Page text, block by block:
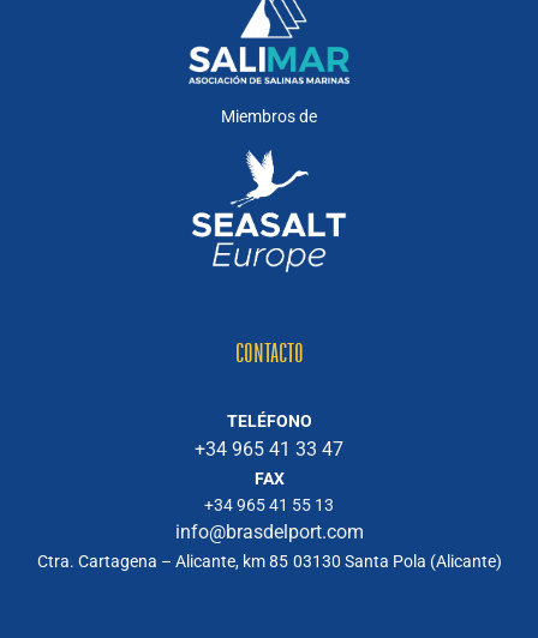
Miembros de
CONTACTO
TELÉFONO
+34 965 41 33 47
FAX
+34 965 41 55 13
info@brasdelport.com
Ctra. Cartagena – Alicante, km 85 03130 Santa Pola (Alicante)